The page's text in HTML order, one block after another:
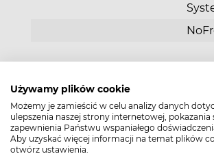
Ilość
Używamy plików cookie
Możemy je zamieścić w celu analizy danych
ulepszenia naszej strony internetowej,
zapewnienia Państwu wspaniałego
Aby uzyskać więcej informacji na temat plików
otwórz ustawienia.